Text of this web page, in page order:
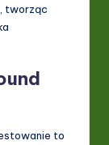
tworząc
to